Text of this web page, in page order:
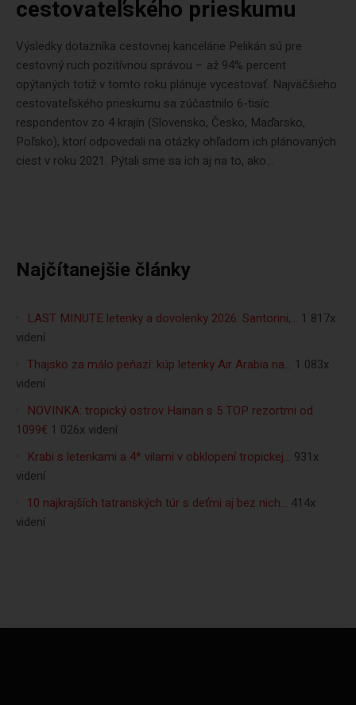
cestovateľského prieskumu
Výsledky dotazníka cestovnej kancelárie Pelikán sú pre
cestovný ruch pozitívnou správou – až 94% percent
opýtaných totiž v tomto roku plánuje vycestovať. Najväčšieho
cestovateľského prieskumu sa zúčastnilo 6-tisíc
respondentov zo 4 krajín (Slovensko, Česko, Maďarsko,
Poľsko), ktorí odpovedali na otázky ohľadom ich plánovaných
ciest v roku 2021. Pýtali sme sa ich aj na to, ako...
Najčítanejšie články
LAST MINUTE letenky a dovolenky 2026: Santorini,… 1 817x
videní
Thajsko za málo peňazí: kúp letenky Air Arabia na… 1 083x
videní
NOVINKA: tropický ostrov Hainan s 5 TOP rezortmi od
1099€ 1 026x videní
Krabi s letenkami a 4* vilami v obklopení tropickej… 931x
videní
10 najkrajších tatranských túr s deťmi aj bez nich… 414x
videní